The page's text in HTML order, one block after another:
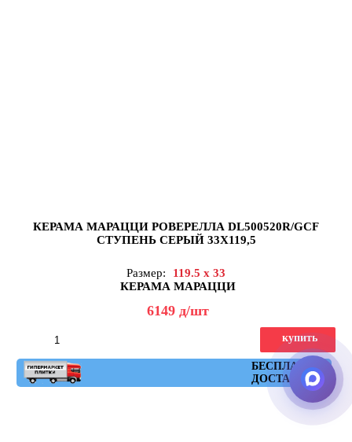
КЕРАМА МАРАЦЦИ РОВЕРЕЛЛА DL500520R/GCF
СТУПЕНЬ СЕРЫЙ 33X119,5
Размер:
119.5 x 33
КЕРАМА МАРАЦЦИ
6149 д/шт
БЕСПЛАТНАЯ
ДОСТАВКА
купить